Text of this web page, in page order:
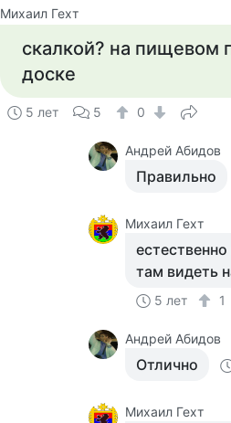
Михаил Гехт
скалкой? на пищевом
доске
5 лет 5 0
Андрей Абидов
Правильно
Михаил Гехт
там видеть
5 лет 1
Андрей Абидов
Отлично
Михаил Гехт